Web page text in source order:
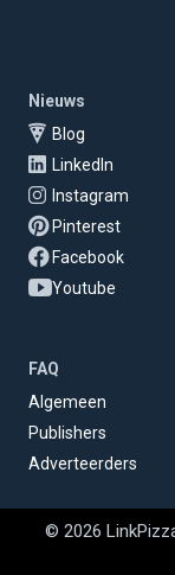
Nieuws
Blog
LinkedIn
Instagram
Pinterest
Facebook
Youtube
FAQ
Algemeen
Publishers
Adverteerders
© 2026